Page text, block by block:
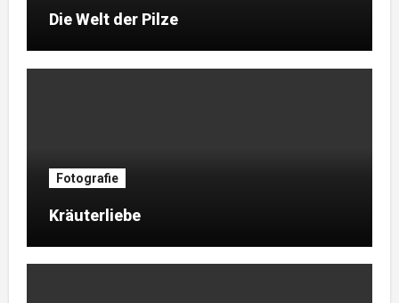
Die Welt der Pilze
Fotografie
Kräuterliebe